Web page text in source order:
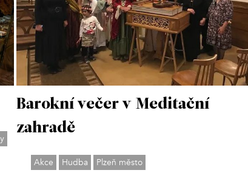
Barokní večer v Meditační
zahradě
Akce Hudba Plzeň město